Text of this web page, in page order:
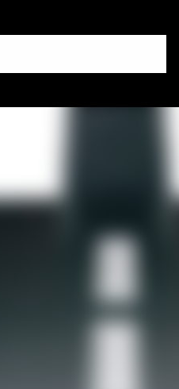
Σπάρτη και